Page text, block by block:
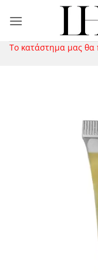
στο
Το κατάστημα μας θα